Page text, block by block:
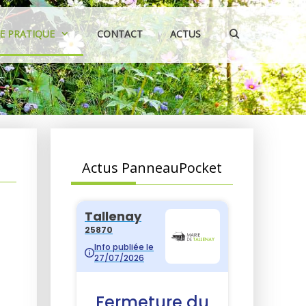
PRATIQUE CONTACT ACTUS
Actus PanneauPocket